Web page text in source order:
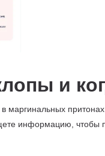
и
маргинальных
информацию,